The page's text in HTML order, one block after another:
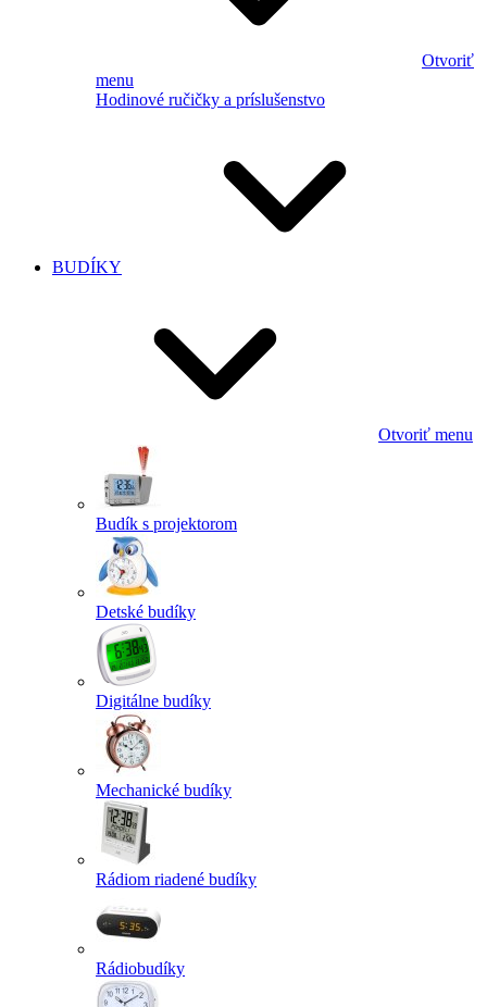
Otvoriť
menu
Hodinové ručičky a príslušenstvo
BUDÍKY
Otvoriť menu
Budík s projektorom
Detské budíky
Digitálne budíky
Mechanické budíky
Rádiom riadené budíky
Rádiobudíky